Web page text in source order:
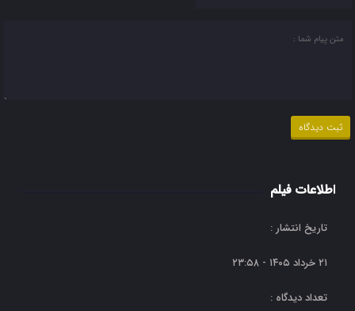
اطلاعات فیلم
تاریخ انتشار :
۲۱ خرداد ۱۴۰۵ - ۲۳:۵۸
تعداد دیدگاه :